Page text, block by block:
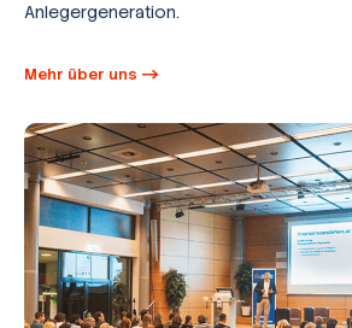
Anlegergeneration.
Mehr über uns